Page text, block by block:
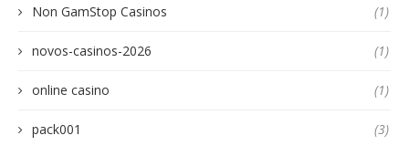
Non GamStop Casinos (1)
novos-casinos-2026 (1)
online casino (1)
pack001 (3)